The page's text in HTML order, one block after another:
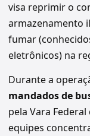
visa reprimir o
armazenamento
fumar
eletrônicos) na
Durante a
mandados de
pela Vara
equipes